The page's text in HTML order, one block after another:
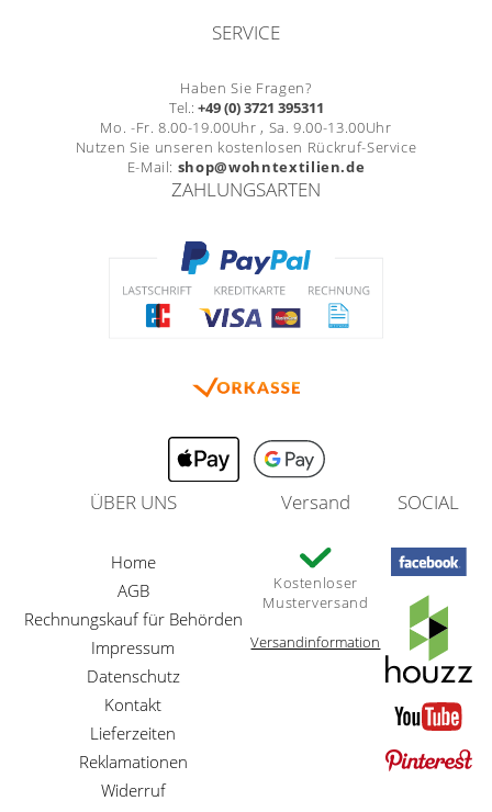
SERVICE
Haben Sie Fragen?
Tel.: +49 (0) 3721 395311
Mo. -Fr. 8.00-19.00Uhr , Sa. 9.00-13.00Uhr
Nutzen Sie unseren kostenlosen Rückruf-Service
E-Mail: shop@wohntextilien.de
ZAHLUNGSARTEN
ÜBER UNS
Home
AGB
Rechnungskauf für Behörden
Impressum
Datenschutz
Kontakt
Lieferzeiten
Reklamationen
Widerruf
Versand
Kostenloser
Musterversand
Versandinformation
SOCIAL